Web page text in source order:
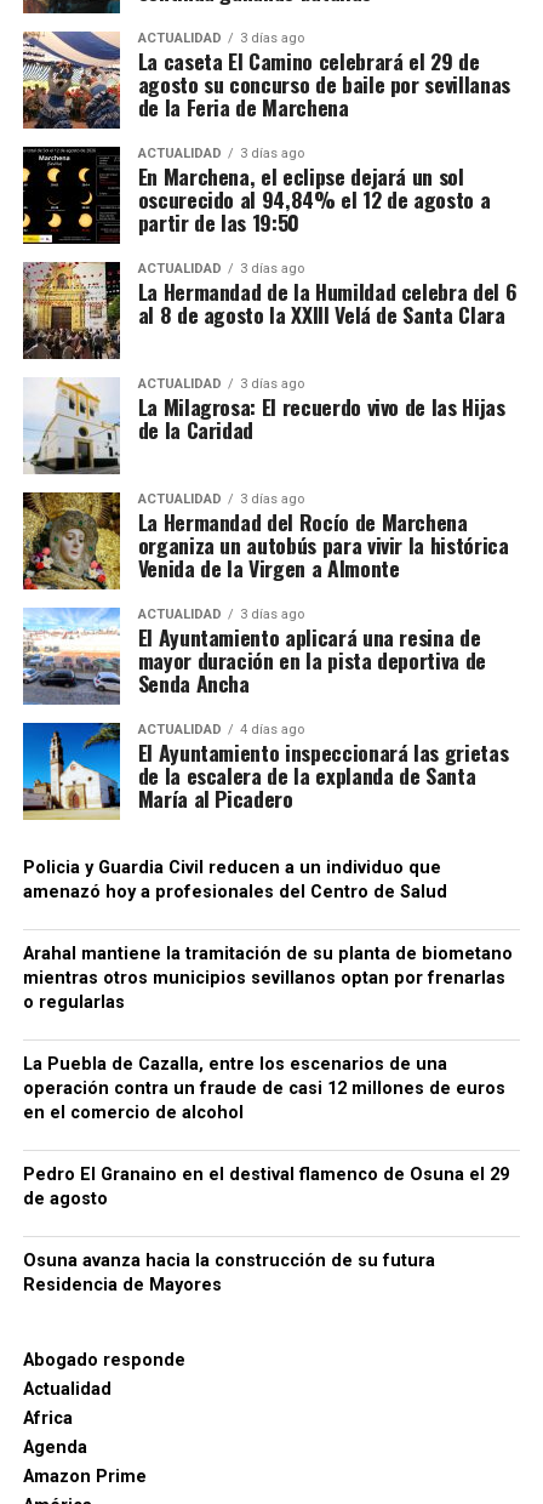
ACTUALIDAD 3 días ago
La caseta El Camino celebrará el 29 de
agosto su concurso de baile por sevillanas
de la Feria de Marchena
ACTUALIDAD 3 días ago
En Marchena, el eclipse dejará un sol
oscurecido al 94,84% el 12 de agosto a
partir de las 19:50
ACTUALIDAD 3 días ago
La Hermandad de la Humildad celebra del 6
al 8 de agosto la XXIII Velá de Santa Clara
ACTUALIDAD 3 días ago
La Milagrosa: El recuerdo vivo de las Hijas
de la Caridad
ACTUALIDAD 3 días ago
La Hermandad del Rocío de Marchena
organiza un autobús para vivir la histórica
Venida de la Virgen a Almonte
ACTUALIDAD 3 días ago
El Ayuntamiento aplicará una resina de
mayor duración en la pista deportiva de
Senda Ancha
ACTUALIDAD 4 días ago
El Ayuntamiento inspeccionará las grietas
de la escalera de la explanda de Santa
María al Picadero
Policia y Guardia Civil reducen a un individuo que
amenazó hoy a profesionales del Centro de Salud
Arahal mantiene la tramitación de su planta de biometano
mientras otros municipios sevillanos optan por frenarlas
o regularlas
La Puebla de Cazalla, entre los escenarios de una
operación contra un fraude de casi 12 millones de euros
en el comercio de alcohol
Pedro El Granaino en el destival flamenco de Osuna el 29
de agosto
Osuna avanza hacia la construcción de su futura
Residencia de Mayores
Abogado responde
Actualidad
Africa
Agenda
Amazon Prime